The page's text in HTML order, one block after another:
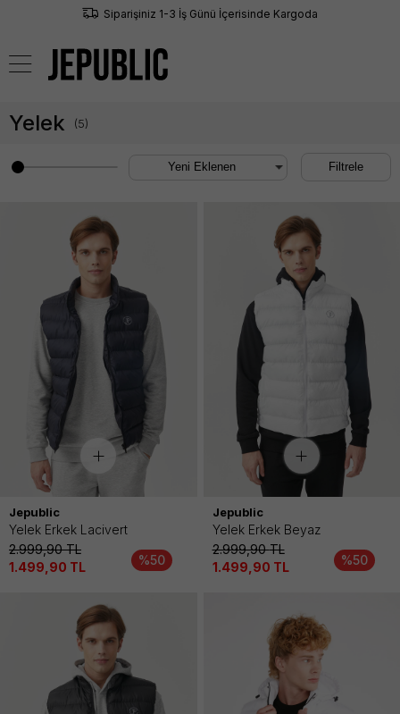
Siparişiniz 1-3 İş Günü İçerisinde Kargoda
Yelek (5)
Filtrele
Jepublic
Yelek Erkek Lacivert
2.999,90TL
1.499,90 TL %50
Jepublic
Yelek Erkek Beyaz
2.999,90TL
1.499,90 TL %50